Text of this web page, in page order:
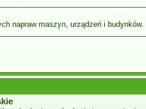
napraw maszyn, urządzeń i budynków.